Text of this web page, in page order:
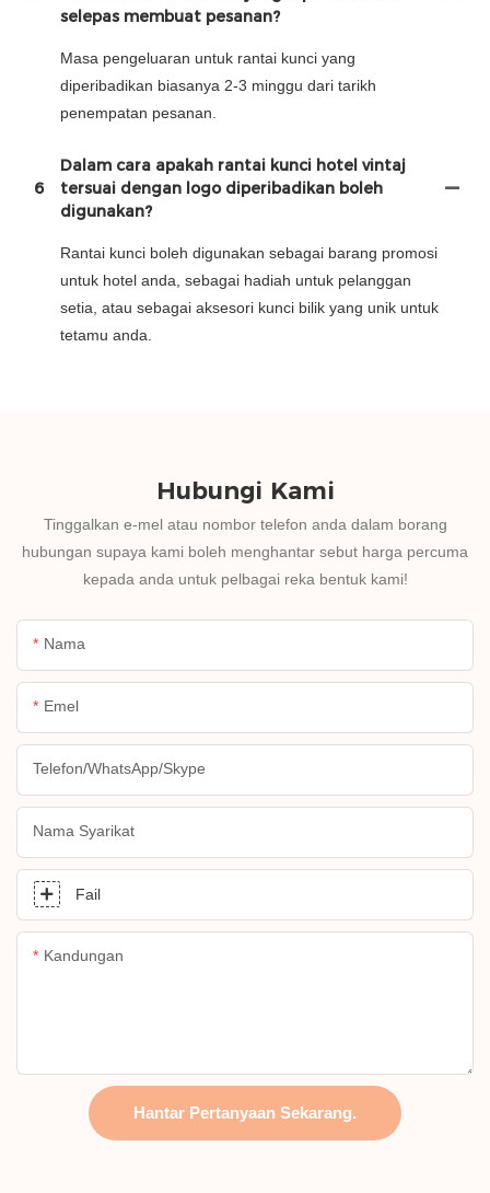
selepas membuat pesanan?
Masa pengeluaran untuk rantai kunci yang
diperibadikan biasanya 2-3 minggu dari tarikh
penempatan pesanan.
6
Dalam cara apakah rantai kunci hotel vintaj
tersuai dengan logo diperibadikan boleh
digunakan?
Rantai kunci boleh digunakan sebagai barang promosi
untuk hotel anda, sebagai hadiah untuk pelanggan
setia, atau sebagai aksesori kunci bilik yang unik untuk
tetamu anda.
Hubungi Kami
Tinggalkan e-mel atau nombor telefon anda dalam borang
hubungan supaya kami boleh menghantar sebut harga percuma
kepada anda untuk pelbagai reka bentuk kami!
Nama
Emel
Telefon/whatsApp/skype
Nama Syarikat
Fail
Kandungan
Hantar Pertanyaan Sekarang.